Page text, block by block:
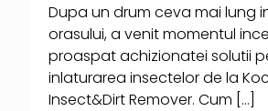
Dupa un drum ceva mai lung
orasului, a venit momentul
proaspat achizionatei solutii
inlaturarea insectelor de la
Insect&Dirt Remover. Cum […]